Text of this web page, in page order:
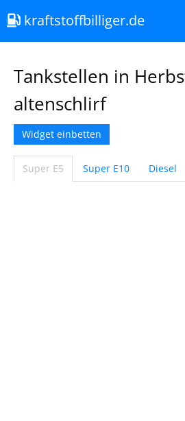
kraftstoffbilliger.de
Tankstellen in
altenschlirf
Widget einbetten
Super E5 Super E10 Diesel